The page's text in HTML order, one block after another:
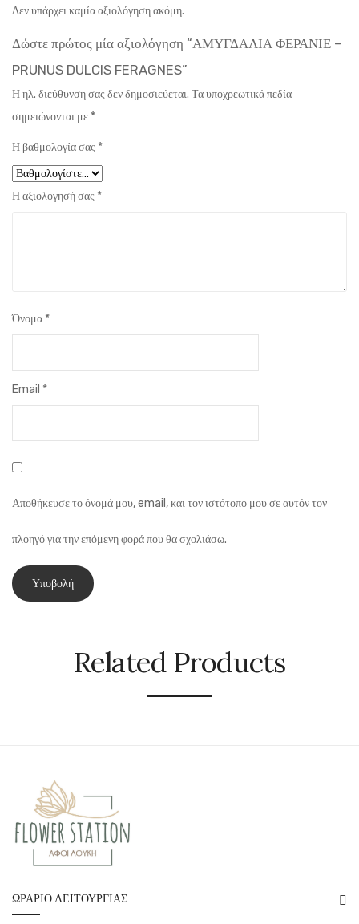
Δεν υπάρχει καμία αξιολόγηση ακόμη.
Δώστε πρώτος μία αξιολόγηση “ΑΜΥΓΔΑΛΙΑ ΦΕΡΑΝΙΕ –
PRUNUS DULCIS FERAGNES”
Η ηλ. διεύθυνση σας δεν δημοσιεύεται. Τα υποχρεωτικά πεδία
σημειώνονται με *
Η βαθμολογία σας *
Η αξιολόγησή σας *
Όνομα *
Email *
Αποθήκευσε το όνομά μου, email, και τον ιστότοπο μου σε αυτόν τον
πλοηγό για την επόμενη φορά που θα σχολιάσω.
Related Products
ΩΡΆΡΙΟ ΛΕΙΤΟΥΡΓΊΑΣ